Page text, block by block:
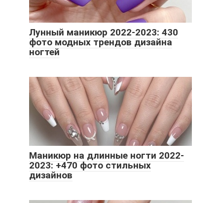
Лунный маникюр 2022-2023: 430
фото модных трендов дизайна
ногтей
Маникюр на длинные ногти 2022-
2023: +470 фото стильных
дизайнов